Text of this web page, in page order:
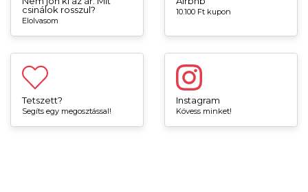
csinálok rosszul?
Elolvasom
10.100 Ft kupon
Tetszett?
Segíts egy megosztással!
Instagram
Kövess minket!